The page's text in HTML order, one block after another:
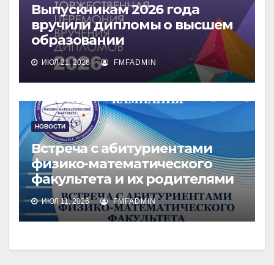
Выпускникам 2026 года
вручили дипломы о высшем
образовании
ИЮЛ 21, 2026 FMFADMIN
НОВОСТИ
Встреча с абитуриентами
физико-математического
факультета и их родителями
ИЮЛ 11, 2026 FMFADMIN